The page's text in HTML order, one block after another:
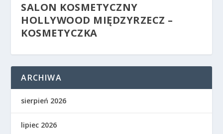
SALON KOSMETYCZNY
HOLLYWOOD MIĘDZYRZECZ –
KOSMETYCZKA
ARCHIWA
sierpień 2026
lipiec 2026